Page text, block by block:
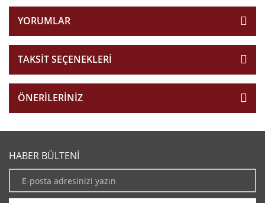
YORUMLAR
TAKSIT SEÇENEKLERI
ÖNERILERINIZ
HABER BÜLTENİ